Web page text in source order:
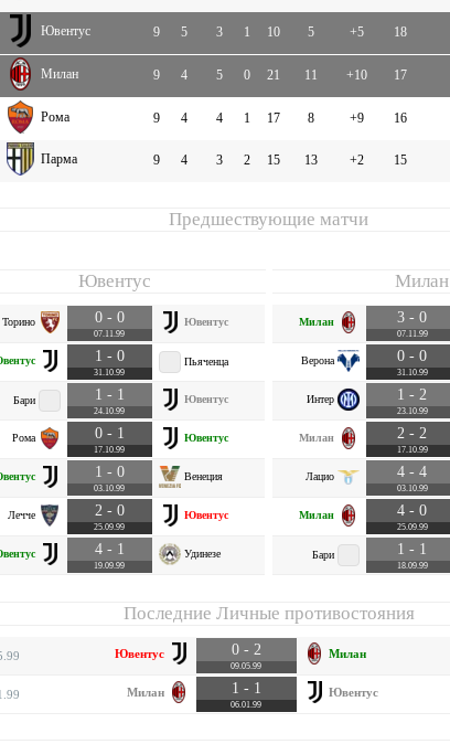
Ювентус 9 5 3 1 10 5 +5 18
Милан 9 4 5 0 21 11 +10 17
Рома 9 4 4 1 17 8 +9 16
Парма 9 4 3 2 15 13 +2 15
Предшествующие матчи
Ювентус
Торино 0 - 0
07.11.99
Ювентус
1 - 0
31.10.99
Пьяченца
Бари 1 - 1
24.10.99
Ювентус
Рома 0 - 1
17.10.99
Ювентус
1 - 0
03.10.99
Венеция
Лечче 2 - 0
25.09.99
Ювентус
4 - 1
19.09.99
Удинезе
Милан
Милан 3 - 0
07.11.99
Верона 0 - 0
31.10.99
Интер 1 - 2
23.10.99
Милан 2 - 2
17.10.99
Лацио 4 - 4
03.10.99
Милан 4 - 0
25.09.99
Бари 1 - 1
18.09.99
Последние Личные противостояния
Ювентус 0 - 2
09.05.99
Милан
Милан 1 - 1
06.01.99
Ювентус